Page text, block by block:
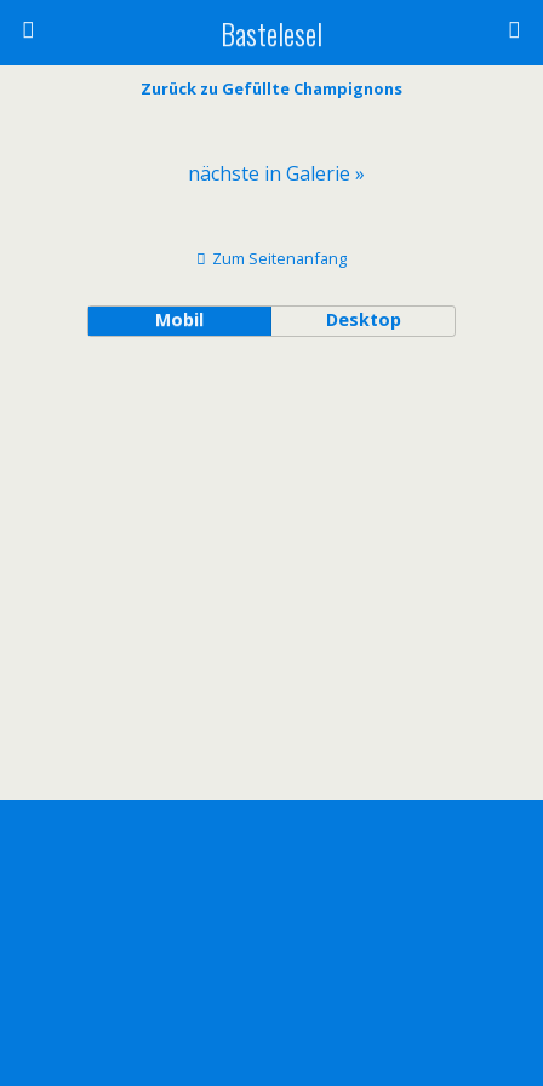
Bastelesel
Zurück zu Gefüllte Champignons
nächste in Galerie »
Zum Seitenanfang
Mobil Desktop